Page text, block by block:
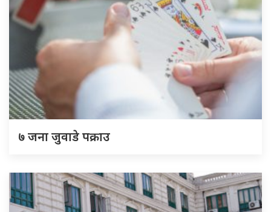
७ जना जुवाडे पक्राउ